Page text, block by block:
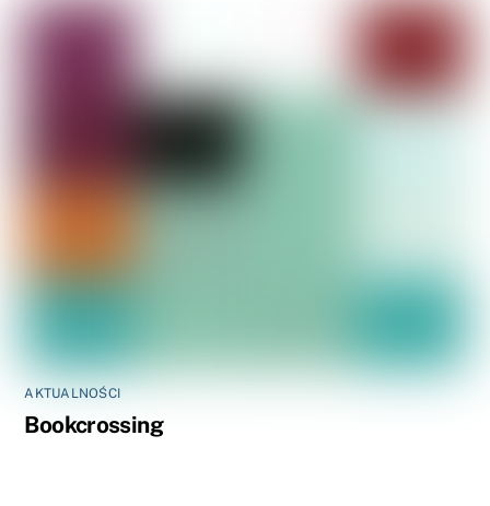
AKTUALNOŚCI
Bookcrossing